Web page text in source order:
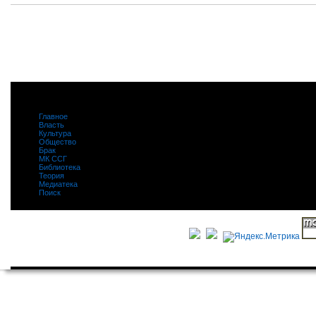
Главное
Власть
Культура
Общество
Брак
МК ССГ
Библиотека
Теория
Медиатека
Поиск